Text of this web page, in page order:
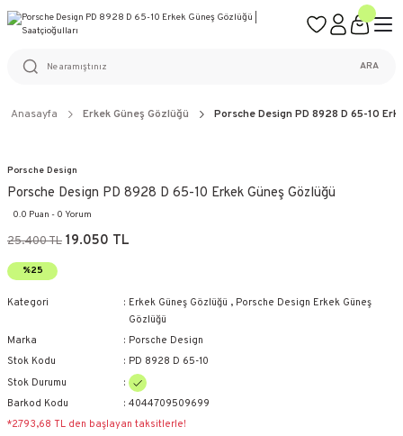
%100 ORİJİNAL ÜRÜN GARANTİSİ
ARA
Anasayfa Erkek Güneş Gözlüğü Porsche Design PD 8928 D 65-10
Porsche Design
Porsche Design PD 8928 D 65-10 Erkek Güneş Gözlüğü
0.0 Puan - 0 Yorum
25.400 TL 19.050 TL
%25
Kategori Erkek Güneş Gözlüğü , Porsche Design Erkek Güneş
Gözlüğü
Marka
Porsche Design
Stok Kodu
PD 8928 D 65-10
Stok Durumu
Barkod Kodu
4044709509699
*2.793,68 TL den başlayan taksitlerle!